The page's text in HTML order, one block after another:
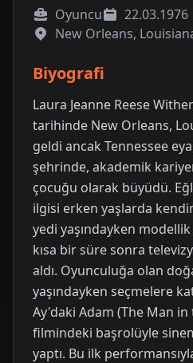
Oyuncu
22.03.1976
New Orleans,
Biyografi
Laura Jeanne Reese
tarihinde New Orleans,
geldi ancak Tennessee
şehrinde, akademik
çocuğu olarak büyüdü.
ilgisi erken yaşlarda
yedi yaşındayken
kısa bir süre sonra
aldı. Oyunculuğa olan
yaşındayken seçmelere
Ay'daki Adam (The Man
filmindeki başrolüyle
yaptı. Bu ilk